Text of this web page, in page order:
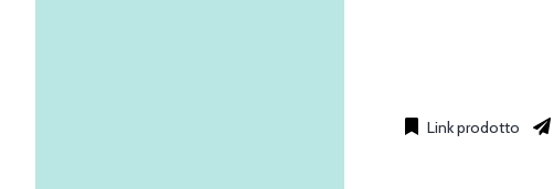
Link prodotto